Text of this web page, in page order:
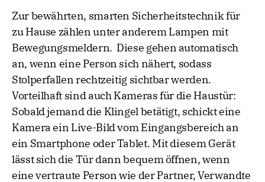
Zur bewährten, smarten Sicherheitstechnik für
zu Hause zählen unter anderem Lampen mit
Bewegungsmeldern. Diese gehen automatisch
an, wenn eine Person sich nähert, sodass
Stolperfallen rechtzeitig sichtbar werden.
Vorteilhaft sind auch Kameras für die Haustür:
Sobald jemand die Klingel betätigt, schickt eine
Kamera ein Live-Bild vom Eingangsbereich an
ein Smartphone oder Tablet. Mit diesem Gerät
lässt sich die Tür dann bequem öffnen, wenn
eine vertraute Person wie der Partner, Verwandte